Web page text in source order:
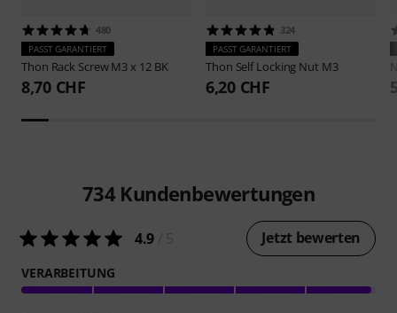
480
PASST GARANTIERT
Thon Rack Screw M3 x 12 BK
8,70 CHF
324
PASST GARANTIERT
Thon Self Locking Nut M3
6,20 CHF
734 Kundenbewertungen
4.9 Jetzt bewerten
VERARBEITUNG